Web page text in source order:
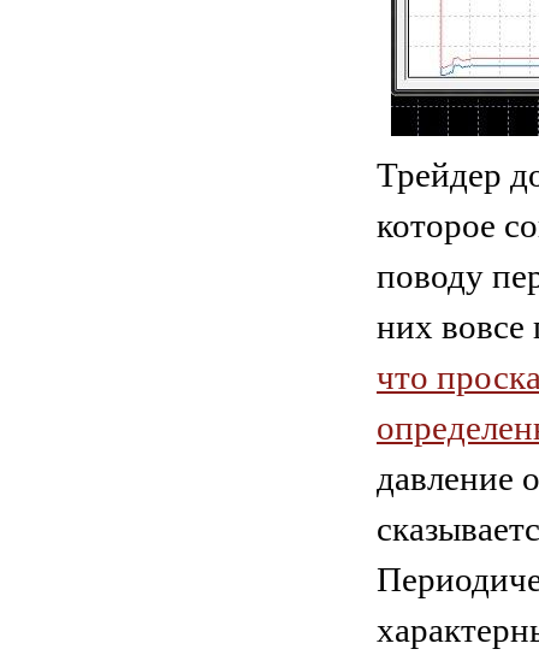
Трейдер
которое
поводу
них вовсе
что
давление